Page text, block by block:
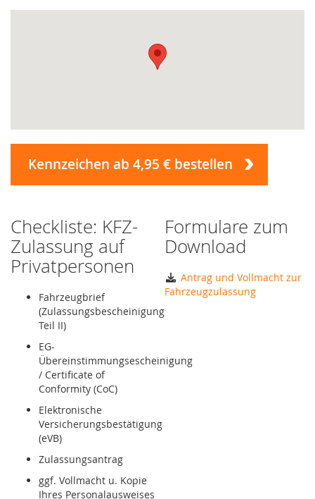
Kennzeichen ab 4,95 € bestellen
Checkliste: KFZ-
Zulassung auf
Privatpersonen
Fahrzeugbrief
(Zulassungsbescheinigung
Teil II)
EG-
Übereinstimmungsescheinigung
/ Certificate of
Conformity (CoC)
Elektronische
Versicherungsbestätigung
(eVB)
Zulassungsantrag
ggf. Vollmacht u. Kopie
Ihres Personalausweises
Formulare zum
Download
Antrag und Vollmacht zur
Fahrzeugzulassung